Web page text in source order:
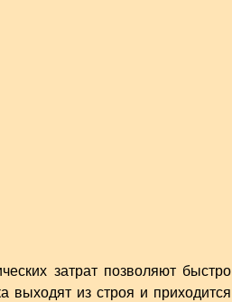
затрат позволяют быстро
выходят из строя и приходится